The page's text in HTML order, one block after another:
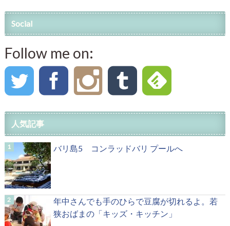
Social
Follow me on:
人気記事
バリ島5 コンラッドバリ プールへ
年中さんでも手のひらで豆腐が切れるよ。若
狭おばまの「キッズ・キッチン」